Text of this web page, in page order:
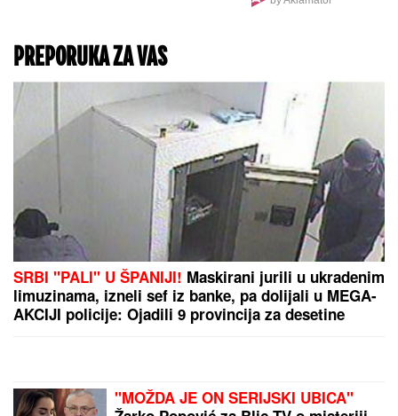
"MOŽDA ČUJEMO VESTI
O MUČENIČKOJ SMRTI"
Vrhovni vođa Irana u
teškom stanju: Ajatolah
Modžtaba Hamnei mogao
bi da premine svakog
trenutka